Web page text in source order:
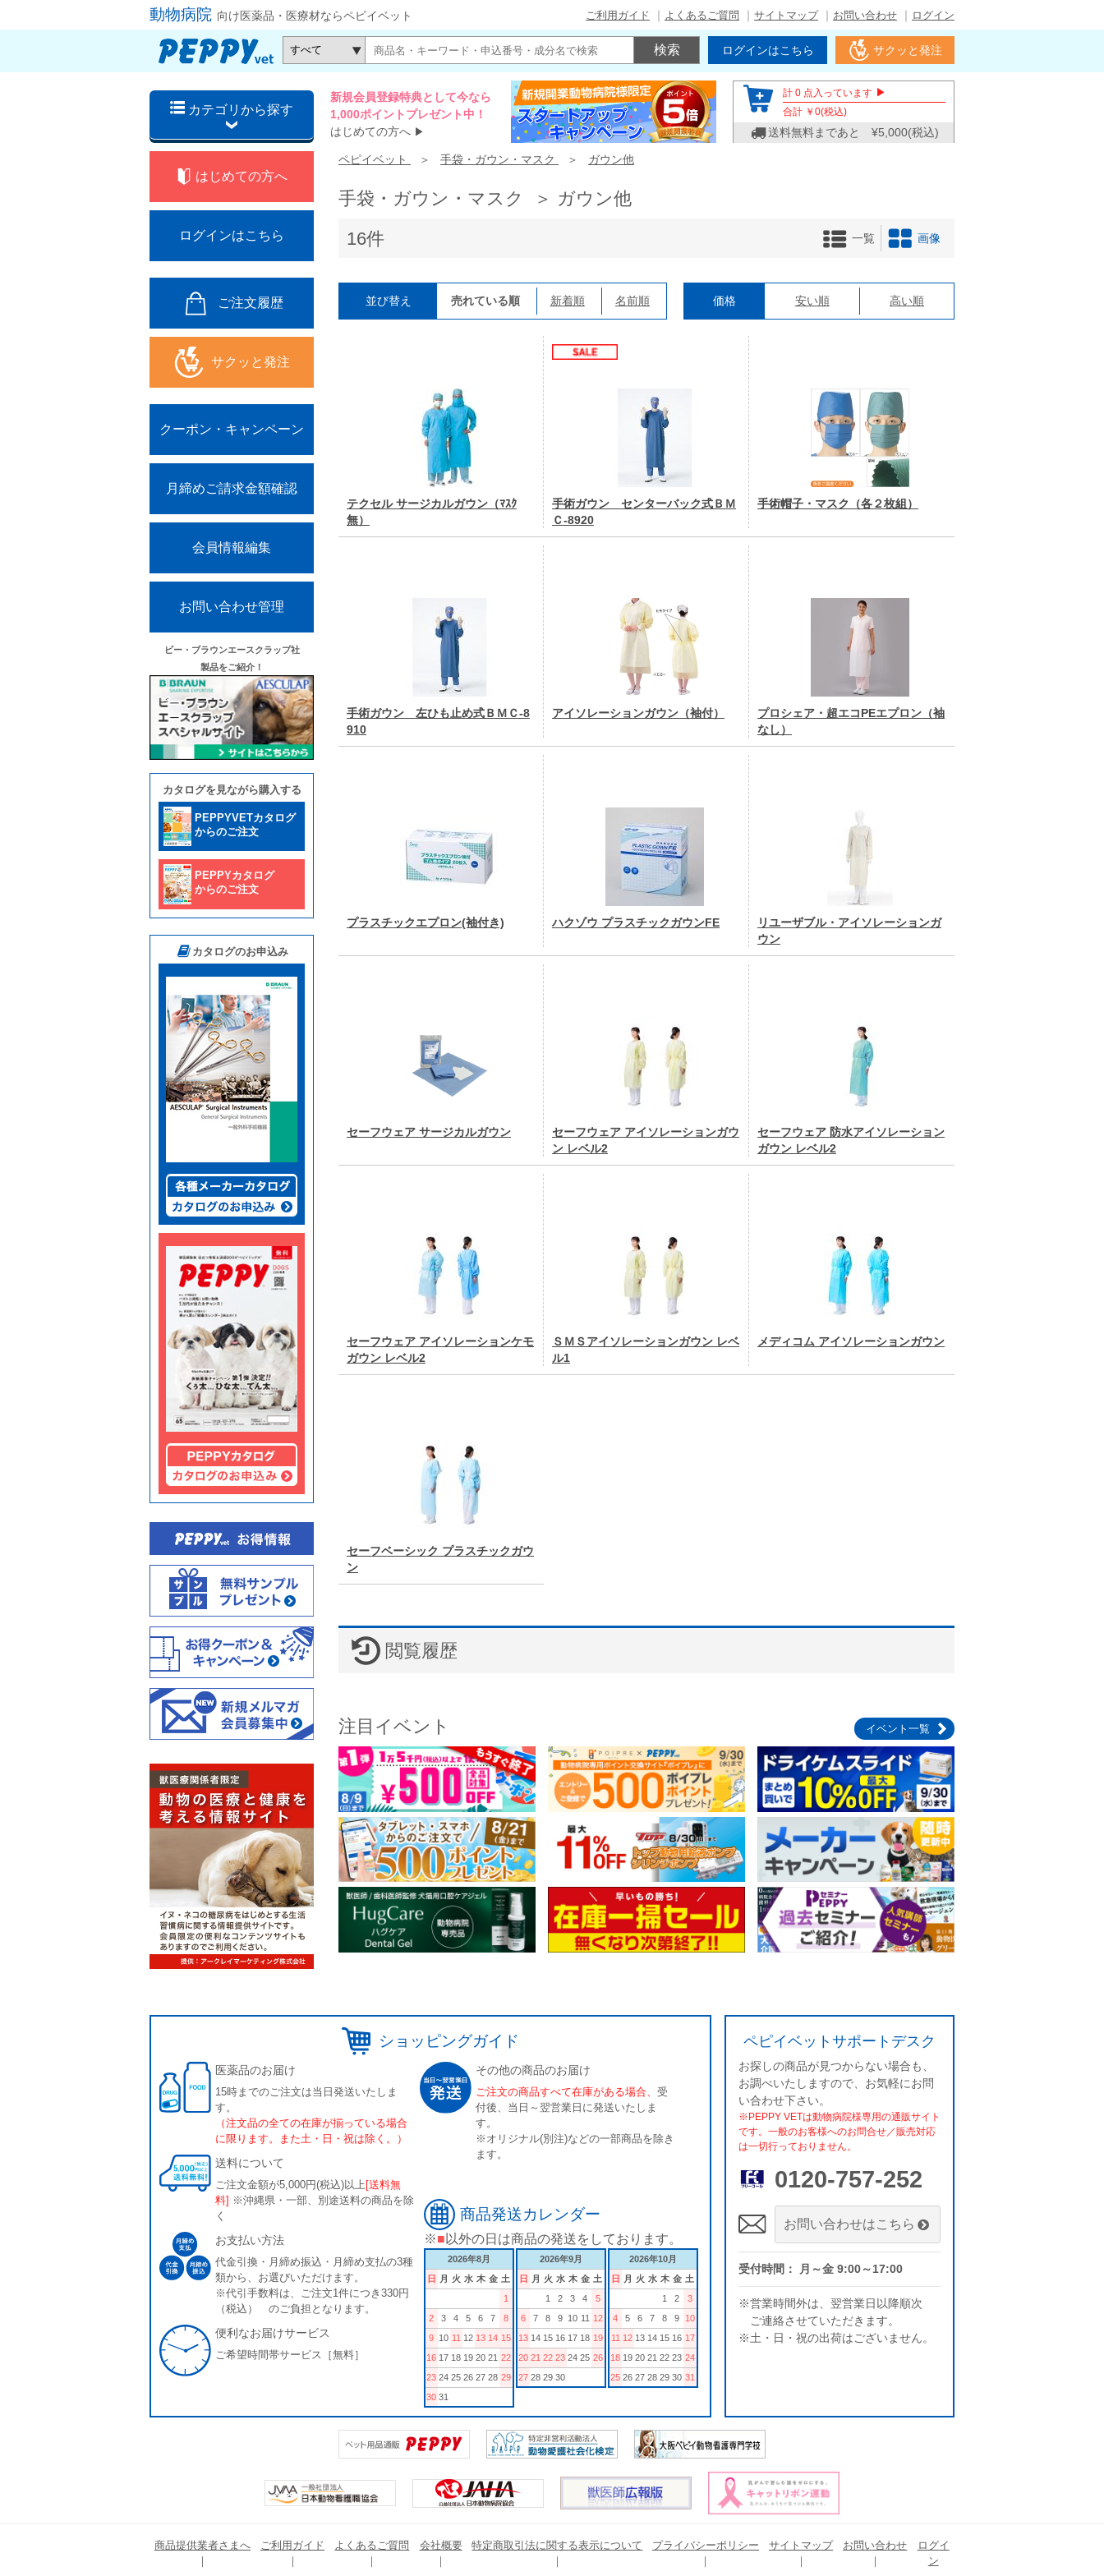
動物病院 向け医薬品・医療材ならペピイベット ご利用ガイド よくあるご質問 サイトマップ お問い合わせ ログイン
ログインはこちら サクッと発注
カテゴリから探す
新規会員登録特典として今なら
1,000ポイントプレゼント中！
はじめての方へ ▶
計 0 点入っています ▶
合計 ￥ 0(税込)
送料無料まであと ¥5,000(税込)
はじめての方へ
ログインはこちら
ご注文履歴
サクッと発注
クーポン・キャンペーン
月締めご請求金額確認
会員情報編集
お問い合わせ管理
ビー・ブラウンエースクラップ社
製品をご紹介！
カタログを見ながら購入する
PEPPYVETカタログ
からのご注文
PEPPYカタログ
からのご注文
カタログのお申込み
ペピイベット 手袋・ガウン・マスク ガウン他
手袋・ガウン・マスク ＞ ガウン他
16件
一覧 画像
並び替え 売れている順 新着順 名前順 価格 安い順 高い順
テクセル サージカルガウン（ﾏｽｸ
無）
手術ガウン センターバック式ＢＭ
Ｃ-8920
手術帽子・マスク（各２枚組）
手術ガウン 左ひも止め式ＢＭＣ-8
910
アイソレーションガウン（袖付）
プロシェア・超エコPEエプロン（袖
なし）
プラスチックエプロン(袖付き) ハクゾウ プラスチックガウンFE
リユーザブル・アイソレーションガ
ウン
セーフウェア サージカルガウン
セーフウェア アイソレーションガウ
ン レベル2
セーフウェア 防水アイソレーション
ガウン レベル2
セーフウェア アイソレーションケモ
ガウン レベル2
ＳＭＳアイソレーションガウン レベ
ル1
メディコム アイソレーションガウン
セーフベーシック プラスチックガウ
ン
閲覧履歴
注目イベント イベント一覧
ショッピングガイド
医薬品のお届け
15時までのご注文は当日発送いたしま
す。
（注文品の全ての在庫が揃っている場合
に限ります。また土・日・祝は除く。）
送料について
ご注文金額が5,000円(税込)以上 [送料無
料] ※沖縄県・一部、別途送料の商品を除
く
お支払い方法
代金引換・月締め振込・月締め支払の3種
類から、お選びいただけます。
※代引手数料は、ご注文1件につき330円
（税込） のご負担となります。
便利なお届けサービス
ご希望時間帯サービス［無料］
その他の商品のお届け
ご注文の商品すべて在庫がある場合、 受
付後、当日～翌営業日に発送いたしま
す。
※オリジナル(別注)などの一部商品を除き
ます。
商品発送カレンダー
※■ 以外の日は商品の発送をしております。
2026年8月
日
月 火 水 木 金 土
1
2
3 4 5 6 7
8
9 10 11 12 13 14 15
16 17 18 19 20 21 22
23 24 25 26 27 28 29
30 31
2026年9月
日
月 火 水 木 金 土
1
2 3 4
5
6
7 8 9 10 11 12
13 14 15 16 17 18 19
20 21 22 23 24 25 26
27 28 29 30
2026年10月
日
月 火 水 木 金 土
1
2
3
4
5 6 7 8 9
10
11 12 13 14 15 16 17
18 19 20 21 22 23 24
25 26 27 28 29 30 31
ペピイベットサポートデスク
お探しの商品が見つからない場合も、
お調べいたしますので、お気軽にお問
い合わせ下さい。
※PEPPY VETは動物病院様専用の通販サイト
です。一般のお客様へのお問合せ／販売対応
は一切行っておりません。
0120-757-252
お問い合わせはこちら
受付時間： 月～金 9:00～17:00
※営業時間外は、翌営業日以降順次
ご連絡させていただきます。
※土・日・祝の出荷はございません。
商品提供業者さまへ ご利用ガイド よくあるご質問 会社概要 特定商取引法に関する表示について プライバシーポリシー サイトマップ お問い合わせ
ログイ
ン